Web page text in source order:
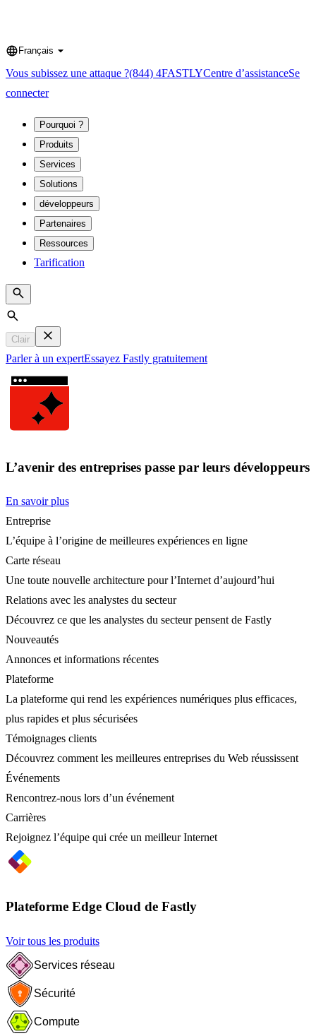
Language
Français
Vous subissez une attaque ?(844) 4FASTLYCentre d’assistanceSe
connecter
Pourquoi ?
Produits
Services
Solutions
développeurs
Partenaires
Ressources
Tarification
Search
Clair
Parler à un expertEssayez Fastly gratuitement
L’avenir des entreprises passe par leurs développeurs
En savoir plus
Entreprise
L’équipe à l’origine de meilleures expériences en ligne
Carte réseau
Une toute nouvelle architecture pour l’Internet d’aujourd’hui
Relations avec les analystes du secteur
Découvrez ce que les analystes du secteur pensent de Fastly
Nouveautés
Annonces et informations récentes
Plateforme
La plateforme qui rend les expériences numériques plus efficaces,
plus rapides et plus sécurisées
Témoignages clients
Découvrez comment les meilleures entreprises du Web réussissent
Événements
Rencontrez-nous lors d’un événement
Carrières
Rejoignez l’équipe qui crée un meilleur Internet
Plateforme Edge Cloud de Fastly
Voir tous les produits
Services réseau
Sécurité
Compute